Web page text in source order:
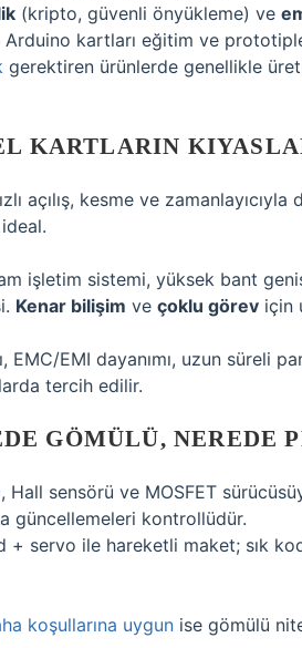
(kripto, güvenli önyükleme) ve
Arduino kartları eğitim ve
gerektiren ürünlerde genellikle
KARTLARIN
açılış, kesme ve
işletim sistemi, yüksek bant
Kenar bilişim ve çoklu görev için
EMC/EMI dayanımı, uzun süreli
tercih edilir.
GÖMÜLÜ, NEREDE
Hall sensörü ve MOSFET
güncellemeleri kontrollüdür.
+ servo ile hareketli maket; sık
koşullarına uygun ise gömülü